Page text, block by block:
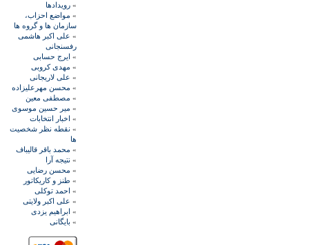
» رويدادها
» مواضع احزاب،
سازمان ها و گروه ها
» علی اکبر هاشمی
رفسنجانی
» ايرج حسابی
» مهدی کروبی
» علی لاريجانی
» محسن مهرعليزاده
» مصطفی معين
» مير حسين موسوی
» اخبار انتخابات
» نقطه نظر شخصيت
ها
» محمد باقر قاليباف
» نتيجه آرا
» محسن رضايی
» طنز و کاريکاتور
» احمد توکلی
» علی اکبر ولايتی
» ابراهيم يزدی
» بايگانی